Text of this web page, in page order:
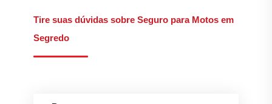
Tire suas dúvidas sobre Seguro para Motos em
Segredo